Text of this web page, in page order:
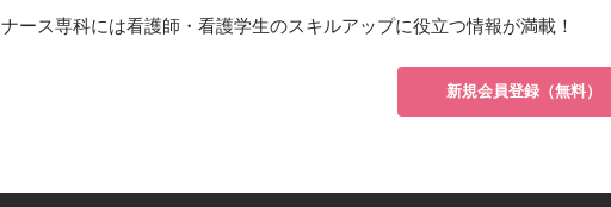
ナース専科には看護師・看護学生のスキルアップに役立つ情報が満載！
新規会員登録（無料）